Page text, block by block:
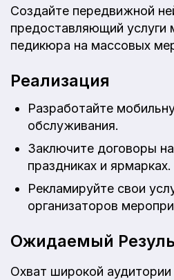
Создайте передвижной
предоставляющий услуги
педикюра на массовых
Реализация
Разработайте
обслуживания.
Заключите договоры
праздниках и ярмарках.
Рекламируйте свои
организаторов
Ожидаемый
Охват широкой аудитории